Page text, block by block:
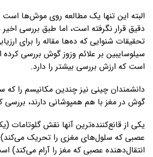
البته این تنها یک مطالعه روی موش‌ها است
دقیق قرار نگرفته است، اما طبق بررسی
تحقیقات شنوایی که ده‌ها مقاله را برای
سیلوسایبین بر علائم وزوز گوش بررسی
است که ارزش بررسی بیشتر را دارد.
دانشمندان چینی نیز چندین مکانیسم را که
گوش در مغز با هم همپوشانی دارند، بررسی
یکی از قانع‌کننده‌ترین آنها نقش گلوتامات
انتقال‌دهنده عصبی که مغز را آرام می‌کند)